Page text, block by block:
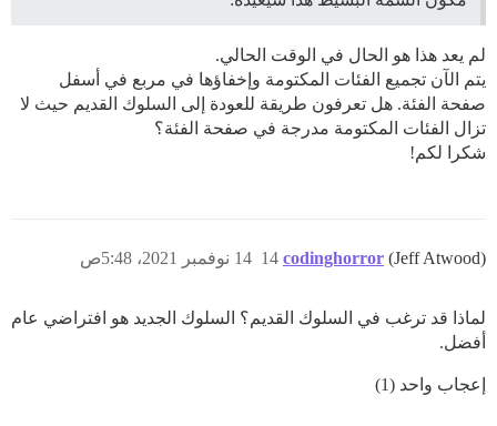
لم يعد هذا هو الحال في الوقت الحالي.
يتم الآن تجميع الفئات المكتومة وإخفاؤها في مربع في أسفل
صفحة الفئة. هل تعرفون طريقة للعودة إلى السلوك القديم حيث لا
تزال الفئات المكتومة مدرجة في صفحة الفئة؟
شكرا لكم!
codinghorror (Jeff Atwood) 14 نوفمبر 2021، 5:48ص 14
لماذا قد ترغب في السلوك القديم؟ السلوك الجديد هو افتراضي عام
أفضل.
إعجاب واحد (1)